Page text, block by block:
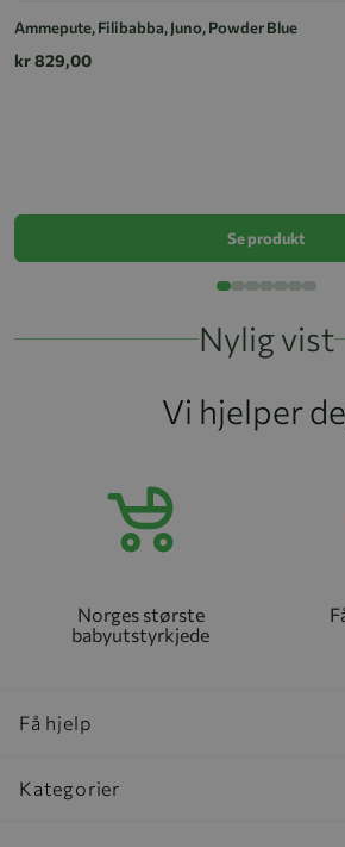
Ammepute, Filibabba, Juno, Powder Blue
kr 829,00
Se produkt
Nylig vist
Vi hjelper
Norges største
babyutstyrkjede
Få hjelp
Kategorier